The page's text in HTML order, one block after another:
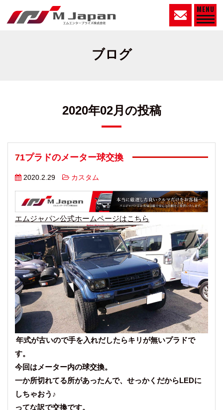
MENU
ブログ
2020年02月の投稿
71プラドのメーター球交換
2020.2.29 カスタム
エムジャパン公式ホームページはこちら
年式が古いので手を入れだしたらキリが無いプラドで
す。
今回はメーター内の球交換。
一か所切れてる所があったんで、せっかくだからLEDに
しちゃおう♪
ってな訳で交換です。